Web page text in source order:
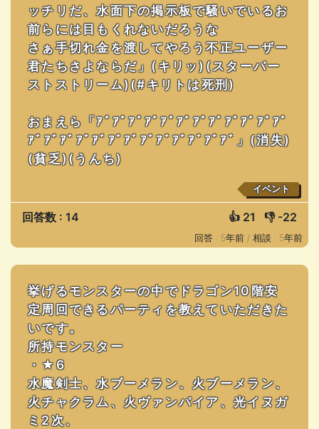
ッチリだ、水面下の掲示板で騒いでいるお
前らには目もくれないだろうな
さぁ手切れ金を渡してやろう不正ユーザー
君たちさよならだ」(キリッ)(スターバー
ストストリーム)(#キリトは死刑)
おまえら「ｱﾞｱﾞｱﾞｱﾞｱﾞｱﾞｱﾞｱﾞｱﾞｱﾞｱﾞｱﾞ
ｱﾞｱﾞｱﾞｱﾞｱﾞｱﾞｱﾞｱﾞｱﾞｱﾞｱﾞｱﾞｱﾞ」(消失)
(貧乏)(うんち)
イベント
回答数 : 14 👍 21 👎 -22
回答 : 5年前 / 相談 : 5年前
挙げるモンスターの中でドラゴン10階安
定周回できるパーティを教えていただきた
いです。
所持モンスター
・★6
水魔剣士、水ブーメラン、火ブーメラン、
火チャクラム、火ヴァンパイア、光イヌガ
ミ2次、